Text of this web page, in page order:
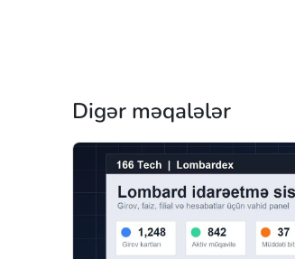
Digər məqalələr